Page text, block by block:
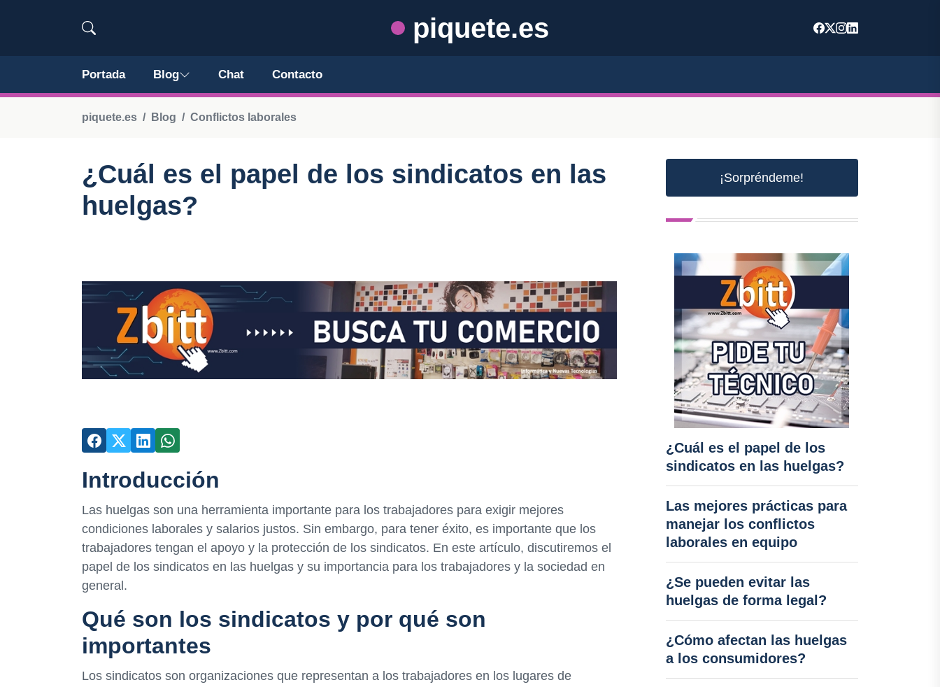
piquete.es
Portada Blog Chat Contacto
piquete.es Blog Conflictos laborales
¿Cuál es el papel de los sindicatos en las
huelgas?
Introducción
Las huelgas son una herramienta importante para los trabajadores para exigir mejores
condiciones laborales y salarios justos. Sin embargo, para tener éxito, es importante que los
trabajadores tengan el apoyo y la protección de los sindicatos. En este artículo, discutiremos el
papel de los sindicatos en las huelgas y su importancia para los trabajadores y la sociedad en
general.
Qué son los sindicatos y por qué son
importantes
Los sindicatos son organizaciones que representan a los trabajadores en los lugares de
¡Sorpréndeme!
¿Cuál es el papel de los
sindicatos en las huelgas?
Las mejores prácticas para
manejar los conflictos
laborales en equipo
¿Se pueden evitar las
huelgas de forma legal?
¿Cómo afectan las huelgas
a los consumidores?